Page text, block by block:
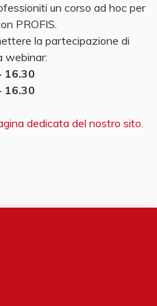
un corso ad hoc per
PROFIS.
la partecipazione di
webinar:
16.30
16.30
dedicata del nostro sito.